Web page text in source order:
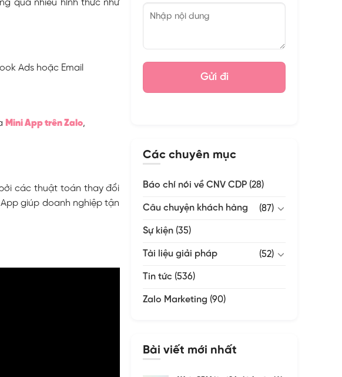
qua nhiều hình thức như
Ads hoặc Email
Mini App trên Zalo,
các thuật toán thay đổi
giúp doanh nghiệp tận
Các chuyên mục
Báo chí nói về CNV CDP(28)
Câu chuyện khách hàng (87)
Sự kiện(35)
Tài liệu giải pháp (52)
Tin tức (536)
Zalo Marketing (90)
Bài viết mới nhất